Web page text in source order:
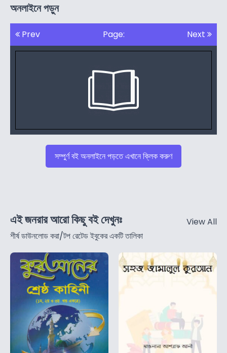
অনলাইনে পড়ুন
Prev Page: Next
সম্পুর্ণ বই অনলাইনে পড়তে এখানে ক্লিক করুণ
এই জনরার আরো কিছু বই দেখুনঃ
শীর্ষ ডাউনলোড করা/টপ রেটেড ইবুকের একটি তালিকা
View All